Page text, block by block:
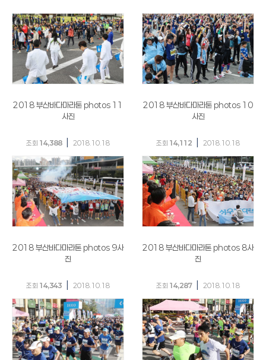
2018 부산바다마라톤 photos 11
사진
조회 14,388 2018.10.18
2018 부산바다마라톤 photos 10
사진
조회 14,112 2018.10.18
2018 부산바다마라톤 photos 9사
진
조회 14,343 2018.10.18
2018 부산바다마라톤 photos 8사
진
조회 14,287 2018.10.18